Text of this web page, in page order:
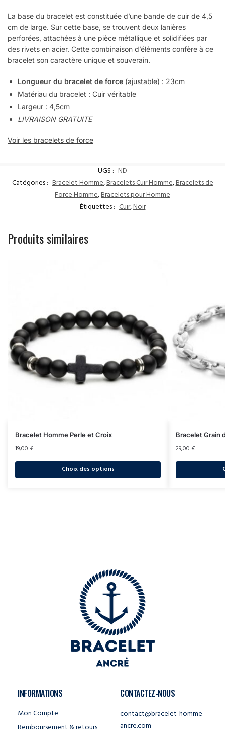
La base du bracelet est constituée d’une bande de cuir de 4,5
cm de large. Sur cette base, se trouvent deux lanières
perforées, attachées à une pièce métallique et solidifiées par
des rivets en acier. Cette combinaison d’éléments confère à ce
bracelet son caractère unique et souverain.
Longueur du bracelet de force (ajustable) : 23cm
Matériau du bracelet : Cuir véritable
Largeur : 4,5cm
LIVRAISON GRATUITE
Voir les bracelets de force
UGS : ND
Catégories : Bracelet Homme,Bracelets Cuir Homme,Bracelets de
Force Homme,Bracelets pour Homme
Étiquettes : Cuir,Noir
Produits similaires
Bracelet Homme Perle et Croix
19,00 €
Choix des options
Bracelet Grain
29,00 €
INFORMATIONS
Mon Compte
Remboursement & retours
CONTACTEZ-NOUS
contact@bracelet-homme-
ancre.com